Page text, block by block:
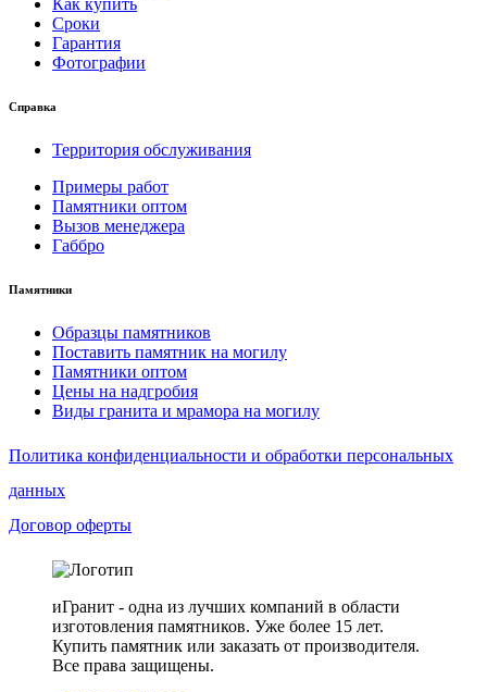
Как купить
Сроки
Гарантия
Фотографии
Справка
Территория обслуживания
Примеры работ
Памятники оптом
Вызов менеджера
Габбро
Памятники
Образцы памятников
Поставить памятник на могилу
Памятники оптом
Цены на надгробия
Виды гранита и мрамора на могилу
Политика конфиденциальности и обработки персональных
данных
Договор оферты
иГранит - одна из лучших компаний в области
изготовления памятников. Уже более 15 лет.
Купить памятник или заказать от производителя.
Все права защищены.